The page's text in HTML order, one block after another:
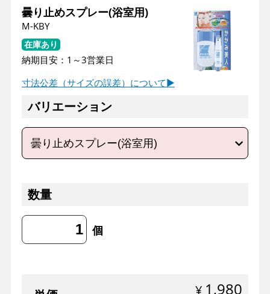
曇り止めスプレー(浴室用)
M-KBY
在庫あり
納期目安： 1 ～3営業日
バリエーション
1,980
数量
個